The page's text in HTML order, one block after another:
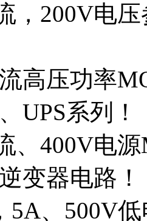
，200V电
高压功率
UPS系列！
、400V电
变器电路！
5A、500V